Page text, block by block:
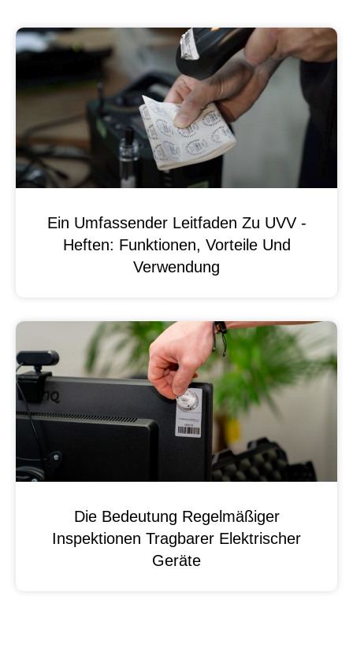
Ein Umfassender Leitfaden Zu UVV -
Heften: Funktionen, Vorteile Und
Verwendung
Die Bedeutung Regelmäßiger
Inspektionen Tragbarer Elektrischer
Geräte